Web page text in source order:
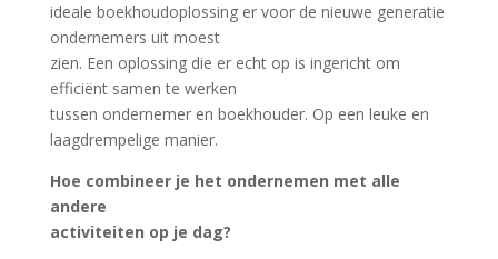
ideale boekhoudoplossing er voor de nieuwe generatie
ondernemers uit moest
zien. Een oplossing die er echt op is ingericht om
efficiënt samen te werken
tussen ondernemer en boekhouder. Op een leuke en
laagdrempelige manier.
Hoe combineer je het ondernemen met alle
andere
activiteiten op je dag?